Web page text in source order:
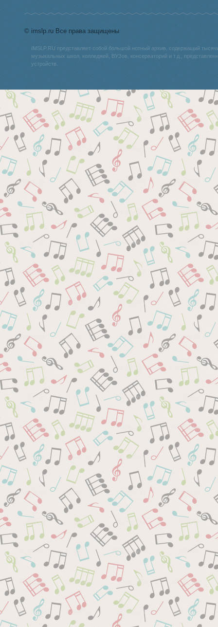
© imslp.ru Все права защищены
IMSLP.RU представляет собой большой нотный архив, содержащий
музыкальных школ, колледжей, ВУЗов, консерваторий и т.д.,
устройств.